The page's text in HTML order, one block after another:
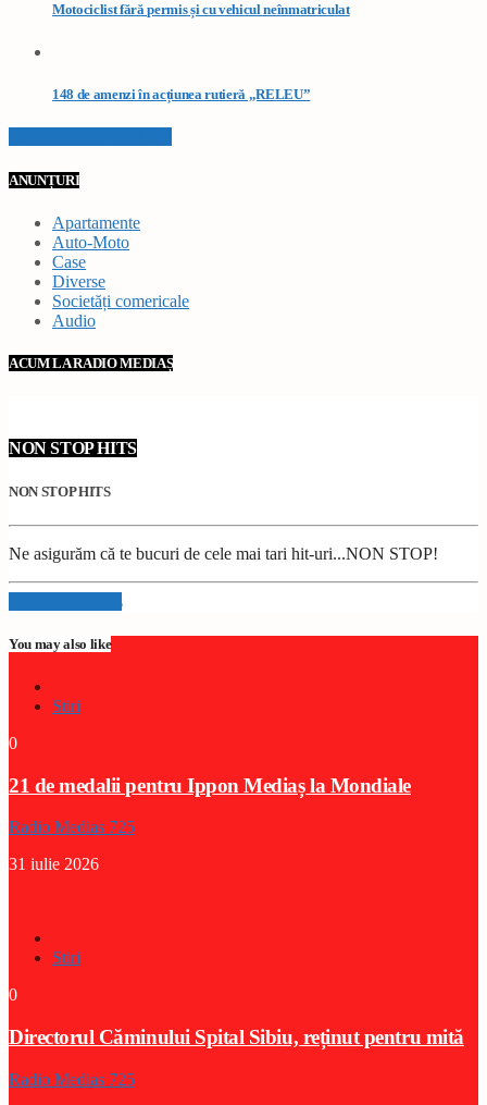
Motociclist fără permis și cu vehicul neînmatriculat
148 de amenzi în acțiunea rutieră „RELEU”
ANUNȚURI
Apartamente
Auto-Moto
Case
Diverse
Societăți comericale
Audio
ACUM LA RADIO MEDIAȘ
NON STOP HITS
NON STOP HITS
Ne asigurăm că te bucuri de cele mai tari hit-uri...NON STOP!
Info and episodes
You may also like
Stiri
0
21 de medalii pentru Ippon Mediaș la Mondiale
Radio Medias 725
31 iulie 2026
Stiri
0
Directorul Căminului Spital Sibiu, reținut pentru mită
Radio Medias 725